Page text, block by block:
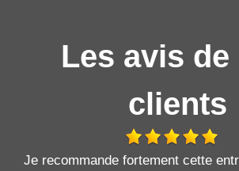
Les avis de
clients
Je recommande fortement cette